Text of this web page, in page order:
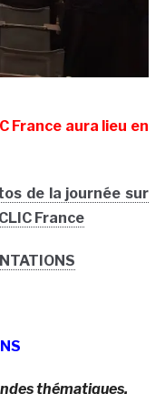
France aura lieu en
de la journée sur
France
thématiques,